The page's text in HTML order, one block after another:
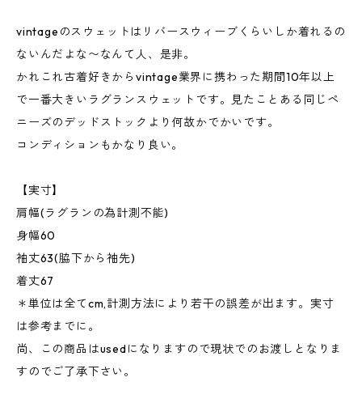
vintageのスウェットはリバースウィーブくらいしか着れるの
ないんだよな〜なんて人、是非。
かれこれ古着好きからvintage業界に携わった期間10年以上
で一番大きいラグランスウェットです。見たことある同じペ
ニーズのデッドストックより何故かでかいです。
コンディションもかなり良い。
【実寸】
肩幅(ラグランの為計測不能)
身幅60
袖丈63(脇下から袖先)
着丈67
＊単位は全てcm,計測方法により若干の誤差が出ます。実寸
は参考までに。
尚、この商品はusedになりますので現状でのお渡しとなりま
すのでご了承下さい。